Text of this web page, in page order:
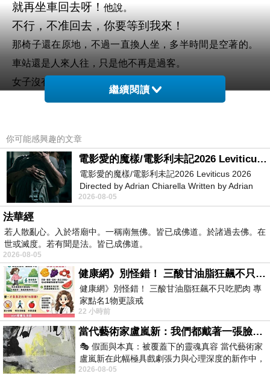
就再坐車回去呀！ 他說。
不行，不准回去，你要等到我來！
那椅子還在原地，不過一直換人坐，多半時間是空著的。
車站還是人來人往，只是他不再是過客。
女子沒有失約過，頂多只是遲了些。
他也沒有失約過，只是不再約。
的椅子上，因為女子的一句話，就永遠地願意等候她。
世界上有一種好，不必牽絆不立契約，沒有距離或時間。
因為女子也走入了歷史，且永遠會依約去到那椅子前對他
笑臉相向。
這是個陌生的極樂城巿，有著來過多次卻永遠保持陌生的
街景。不陌生的只有女子的熱情和體溫...不過這世上也沒
有永久的熱情，就像那等待的椅子也不可能一直保留著坐
過的體溫。
其實他不能抗拒她，但他必須抗拒自己。
他讓她一直留在內心的車站，讓過去的他一而再去見她，
且不分彼此。
繼續閱讀
你可能感興趣的文章
電影愛的魔樣/電影利未記2026 Leviticus 2026
電影愛的魔樣/電影利未記2026 Leviticus 2026
Directed by Adrian Chiarella Written by Adrian
Chiarella Starring Joe Bird
2026-08-05
法華經
若人散亂心。入於塔廟中。一稱南無佛。皆已成佛道。於諸過去佛。在
世或滅度。若有聞是法。皆已成佛道。
2026-08-05
健康網》別怪錯！ 三酸甘油脂狂飆不只吃肥肉 專家點名1物更該戒
健康網》別怪錯！ 三酸甘油脂狂飆不只吃肥肉 專
家點名1物更該戒
https://health.ltn.com.tw/article/breakingnews/
22 小時前
當代藝術家盧嵐新：我們都戴著一張臉，可真正的自己，總藏在那些被塗抹、被覆蓋的痕跡裡
🎭 假面與本真：被覆蓋下的靈魂真容 當代藝術家
盧嵐新在此幅極具戲劇張力與心理深度的新作中，
運用質感豐富的紙材肌理、墨痕與大膽的
2026-08-05